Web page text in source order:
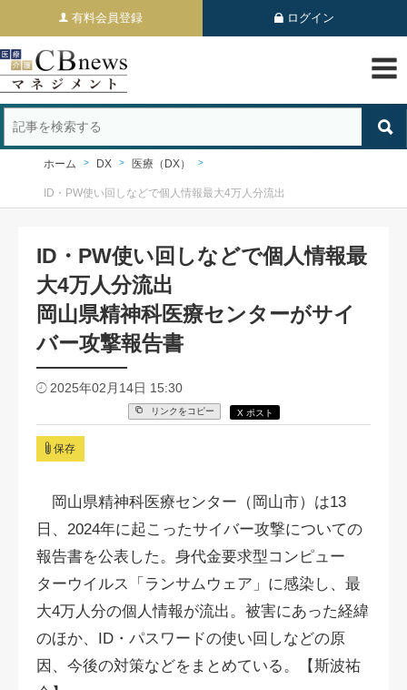
有料会員登録 ログイン
ホーム DX 医療（DX）
ID・PW使い回しなどで個人情報最大4万人分流出
ID・PW使い回しなどで個人情報最
大4万人分流出
岡山県精神科医療センターがサイ
バー攻撃報告書
2025年02月14日 15:30
リンクをコピー X ポスト
保存
岡山県精神科医療センター（岡山市）は13
日、2024年に起こったサイバー攻撃についての
報告書を公表した。身代金要求型コンピュー
ターウイルス「ランサムウェア」に感染し、最
大4万人分の個人情報が流出。被害にあった経緯
のほか、ID・パスワードの使い回しなどの原
因、今後の対策などをまとめている。【斯波祐